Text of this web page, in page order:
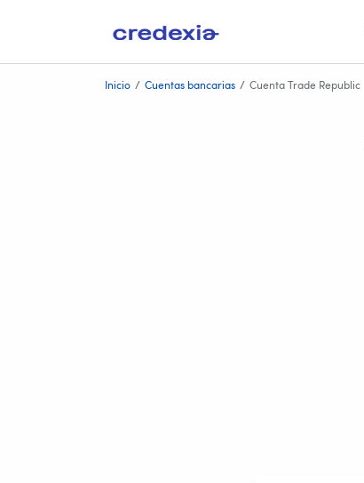
Inicio / Cuentas bancarias / Cuenta Trade Republic